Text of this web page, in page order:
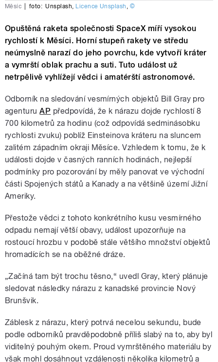
Měsíc foto: Unsplash, Licence Unsplash , ©
Opuštěná raketa společnosti SpaceX míří vysokou
rychlostí k Měsíci. Horní stupeň rakety ve středu
neúmyslně narazí do jeho povrchu, kde vytvoří kráter
a vymrští oblak prachu a suti. Tuto událost už
netrpělivě vyhlížejí vědci i amatérští astronomové.
Odborník na sledování vesmírných objektů Bill Gray pro
agenturuAP předpovídá, že k nárazu dojde rychlostí 8
700 kilometrů za hodinu (což odpovídá sedminásobku
rychlosti zvuku) poblíž Einsteinova kráteru na sluncem
zalitém západním okraji Měsíce. Vzhledem k tomu, že k
události dojde v časných ranních hodinách, nejlepší
podmínky pro pozorování by měly panovat ve východní
části Spojených států a Kanady a na většině území Jižní
Ameriky.
Přestože vědci z tohoto konkrétního kusu vesmírného
odpadu nemají větší obavy, událost upozorňuje na
rostoucí hrozbu v podobě stále většího množství objektů
hromadících se na oběžné dráze.
„Začíná tam být trochu těsno,“ uvedl Gray, který plánuje
sledovat následky nárazu z kanadské provincie Nový
Brunšvik.
Záblesk z nárazu, který potrvá necelou sekundu, bude
podle odborníků pravděpodobně příliš slabý na to, aby byl
viditelný pouhým okem. Proud vymrštěného materiálu by
však mohl dosáhnout vzdálenosti několika kilometrů a